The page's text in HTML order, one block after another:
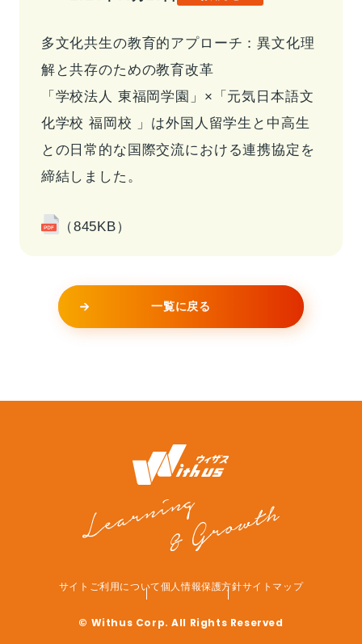
ご挨拶
会社概要
役員紹介
沿革
お問い合わせ
お問い合わせトップ
採用情報
多文化共生の教育的アプローチ：異文化理
解と共存のための教育改革
「学校法人 東福岡学園」×「元気日本語文
化学校 福岡校 」は外国人留学生と中高生
との日常的な国際交流における連携協定を
締結しました。
（845KB）
一覧に戻る
サイトご利用について個人情報保護方針サイトマップ
© Withus Corp. All Rights Reserved